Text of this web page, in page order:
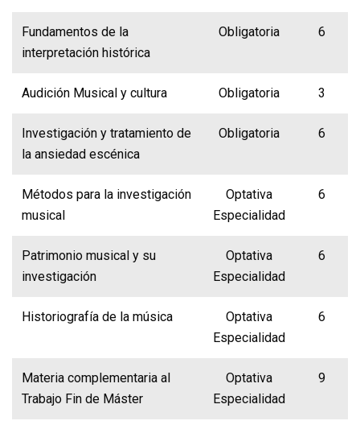
Fundamentos de la
interpretación histórica
Obligatoria 6
Audición Musical y cultura Obligatoria 3
Investigación y tratamiento de
la ansiedad escénica
Obligatoria 6
Métodos para la investigación
musical
Optativa
Especialidad
6
Patrimonio musical y su
investigación
Optativa
Especialidad
6
Historiografía de la música
Optativa
Especialidad
6
Materia complementaria al
Trabajo Fin de Máster
Optativa
Especialidad
9